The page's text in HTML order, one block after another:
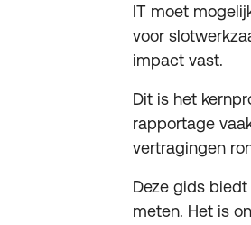
IT moet
voor
impact vast.
Dit is het
rapportage
vertragingen
Deze gids
meten. Het is